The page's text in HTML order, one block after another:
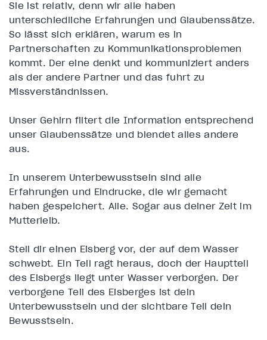
Sie ist relativ, denn wir alle haben
unterschiedliche Erfahrungen und Glaubenssätze.
So lässt sich erklären, warum es in
Partnerschaften zu Kommunikationsproblemen
kommt. Der eine denkt und kommuniziert anders
als der andere Partner und das führt zu
Missverständnissen.
Unser Gehirn filtert die Information entsprechend
unser Glaubenssätze und blendet alles andere
aus.
In unserem Unterbewusstsein sind alle
Erfahrungen und Eindrücke, die wir gemacht
haben gespeichert. Alle. Sogar aus deiner Zeit im
Mutterleib.
Stell dir einen Eisberg vor, der auf dem Wasser
schwebt. Ein Teil ragt heraus, doch der Hauptteil
des Eisbergs liegt unter Wasser verborgen. Der
verborgene Teil des Eisberges ist dein
Unterbewusstsein und der sichtbare Teil dein
Bewusstsein.